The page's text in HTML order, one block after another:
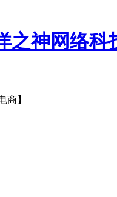
商】